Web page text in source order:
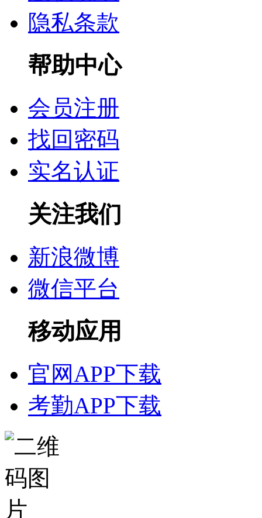
隐私条款
帮助中心
会员注册
找回密码
实名认证
关注我们
新浪微博
微信平台
移动应用
官网APP下载
考勤APP下载